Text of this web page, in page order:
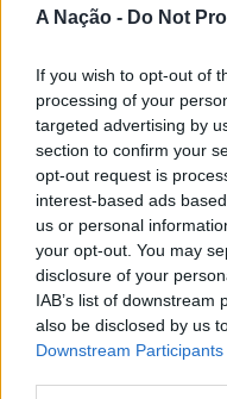
A Nação - Do Not
If you wish to opt-out of
processing of your
targeted advertising by
section to confirm your
opt-out request is
interest-based ads
us or personal
your opt-out. You may
disclosure of your
IAB’s list of
also be disclosed by us
Downstream Participants
tarefas inacabadas
prolongado pode
prejudicar o
Fabiano de Abreu
evidências de que o
genéticas na espécie
afirma, ocorre por
pelo qual os circuitos
resposta às
“O principal desafio é
profunda em um
ATUALIDADE
regressou ao
vitória do
Publicado 1 dia
Por Ígor Lopes
O “Millennium Estoril
dias 18 e 26 de julho,
Cascais, a oeste de
competição ao circuito